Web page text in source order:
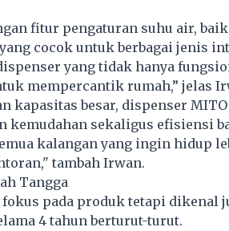
fitur pengaturan suhu air,
cocok untuk berbagai jenis
yang tidak hanya
mempercantik rumah,” jelas
kapasitas besar, dispenser
kemudahan sekaligus efisiensi
kalangan yang ingin hidup
tambah Irwan.
Tangga
pada produk tetapi dikenal
4 tahun berturut-turut.